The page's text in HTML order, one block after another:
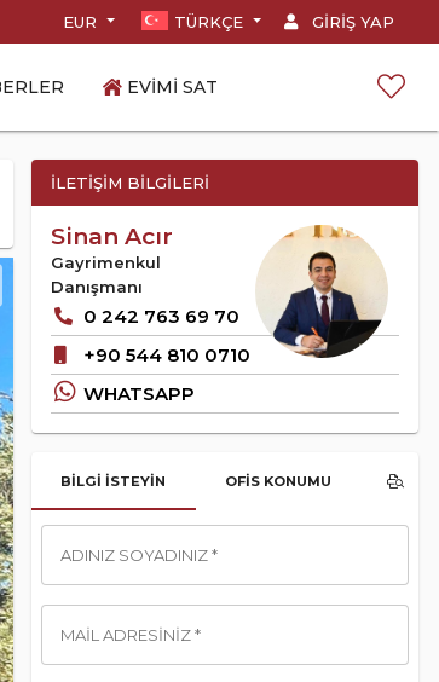
EUR TÜRKÇE GIRIŞ YAP
EVIMI SAT
İLETIŞIM BILGILERI
Sinan Acır
Gayrimenkul
Danışmanı
0 242 763 69 70
+90 544 810 0710
WHATSAPP
BILGI İSTEYIN OFIS KONUMU
ADINIZ SOYADINIZ *
MAIL ADRESINIZ *